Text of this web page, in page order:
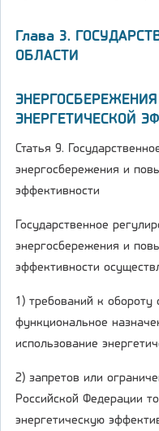
Глава 3.
ОБЛАСТИ
ЭНЕРГЕТИЧЕСКОЙ
Статья 9.
энергосбережения и
эффективности
Государственное
энергосбережения и
эффективности
1) требований к обороту
функциональное
использование
2) запретов или
Российской Федерации
энергетическую